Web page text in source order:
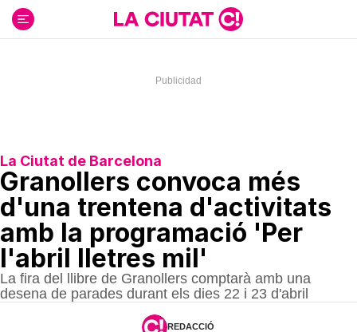
contenido
La Ciutat de Barcelona
Granollers convoca més
d'una trentena d'activitats
amb la programació 'Per
l'abril lletres mil'
La fira del llibre de Granollers comptarà amb una
desena de parades durant els dies 22 i 23 d'abril
REDACCIÓ